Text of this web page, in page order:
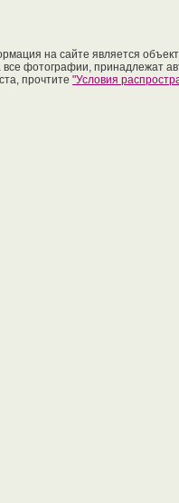
на сайте является
все фотографии, принадлежат
прочтите "Условия